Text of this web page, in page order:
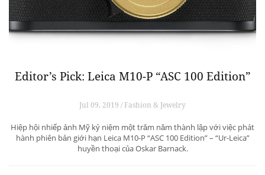
Editor’s Pick: Leica M10-P “ASC 100 Edition”
Jul 09, 2019 / Fashion & Jewelry
Hiệp hội nhiếp ảnh Mỹ kỷ niệm một trăm năm thành lập với việc phát
hành phiên bản giới hạn Leica M10-P “ASC 100 Edition” – “Ur-Leica”
huyền thoại của Oskar Barnack.